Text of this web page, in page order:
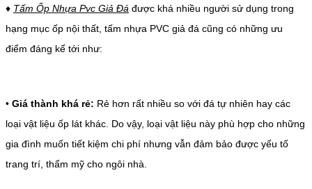
♦ Tấm Ốp Nhựa Pvc Giả Đá được khá nhiều người sử dụng trong
hạng mục ốp nội thất, tấm nhựa PVC giả đá cũng có những ưu
điểm đáng kể tới như:
• Giá thành khá rẻ: Rẻ hơn rất nhiều so với đá tự nhiên hay các
loại vật liệu ốp lát khác. Do vậy, loại vật liệu này phù hợp cho những
gia đình muốn tiết kiệm chi phí nhưng vẫn đảm bảo được yếu tố
trang trí, thẩm mỹ cho ngôi nhà.